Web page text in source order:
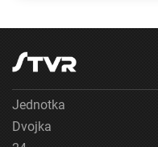
Jednotka
Dvojka